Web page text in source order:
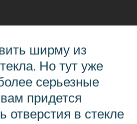
ширму из
Но тут уже
серьезные
придется
отверстия в стекле